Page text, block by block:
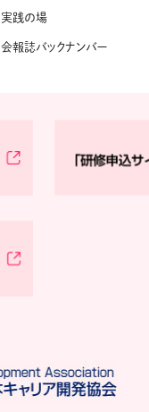
実践の場
会報誌バックナンバー